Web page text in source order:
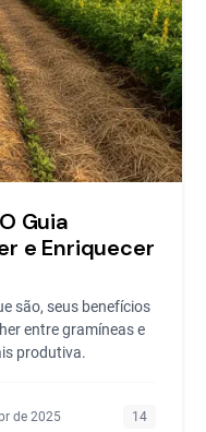
Guia
e Enriquecer
são, seus benefícios
entre gramíneas e
produtiva.
de 2025 14